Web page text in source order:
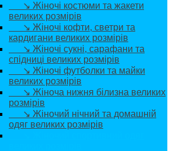
↘ Жіночі костюми та жакети
великих розмірів
↘ Жіночі кофти, светри та
кардигани великих розмірів
↘ Жіночі сукні, сарафани та
спідниці великих розмірів
↘ Жіночі футболки та майки
великих розмірів
↘ Жіноча нижня білизна великих
розмірів
↘ Жіночий нічний та домашній
одяг великих розмірів